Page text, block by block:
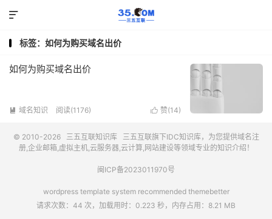

标签：如何为购买域名出价
如何为购买域名出价
 域名知识 阅读(1176)  赞(14)
© 2010-2026 三五互联知识库 三五互联旗下IDC知识库，为您提供域名注
册,企业邮箱,虚拟主机,云服务器,云计算,网站建设等领域专业的知识介绍！
闽ICP备2023011970号
wordpress template system recommended themebetter
请求次数：44 次，加载用时：0.223 秒，内存占用：8.21 MB